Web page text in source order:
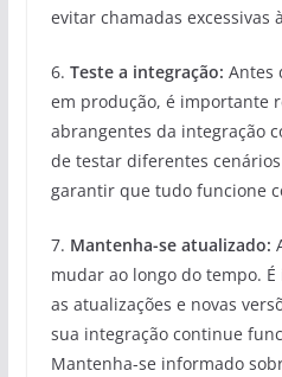
evitar chamadas excessivas
6. Teste a integração: Antes
em produção, é importante
abrangentes da integração
de testar diferentes
garantir que tudo funcione
7. Mantenha-se atualizado:
mudar ao longo do tempo.
as atualizações e novas
sua integração continue
Mantenha-se informado